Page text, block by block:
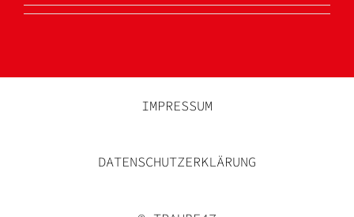
IMPRESSUM
DATENSCHUTZERKLÄRUNG